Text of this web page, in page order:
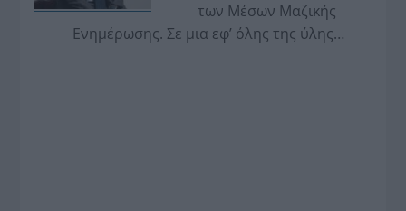
των Μέσων Μαζικής
Ενημέρωσης. Σε μια εφ’ όλης της ύλης